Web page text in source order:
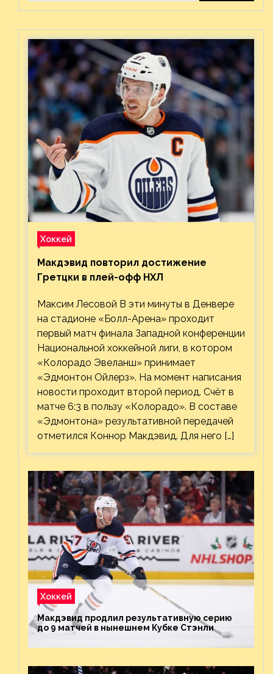
Хоккей
Макдэвид повторил достижение
Гретцки в плей-офф НХЛ
Максим Лесовой В эти минуты в Денвере
на стадионе «Болл-Арена» проходит
первый матч финала Западной конференции
Национальной хоккейной лиги, в котором
«Колорадо Эвеланш» принимает
«Эдмонтон Ойлерз». На момент написания
новости проходит второй период. Счёт в
матче 6:3 в пользу «Колорадо». В составе
«Эдмонтона» результативной передачей
отметился Коннор Макдэвид. Для него […]
Хоккей
Макдэвид продлил результативную серию
до 9 матчей в нынешнем Кубке Стэнли